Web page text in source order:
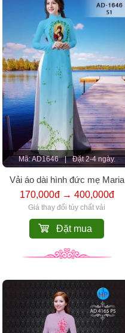
Mã: AD1646 | Đặt 2-4 ngày.
Vải áo dài hình đức mẹ Maria
170,000đ → 400,000đ
Giá thay đổi tùy chất vải
Đặt mua